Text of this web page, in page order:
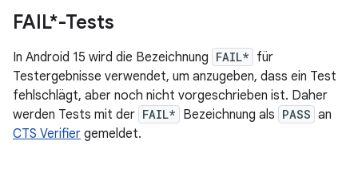
FAIL*-Tests
In Android 15 wird die Bezeichnung FAIL* für
Testergebnisse verwendet, um anzugeben, dass ein Test
fehlschlägt, aber noch nicht vorgeschrieben ist. Daher
werden Tests mit der FAIL* Bezeichnung als PASS an
CTS Verifier gemeldet.